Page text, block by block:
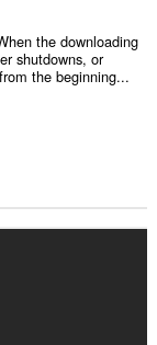
the downloading
shutdowns, or
the beginning...